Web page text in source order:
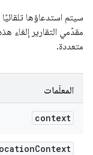
مقدّمي التقارير إلغاء
متعددة.
المعلَمات
context
Context